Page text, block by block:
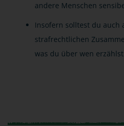
andere Menschen
Insofern solltest du auch
strafrechtlichen
was du über wen